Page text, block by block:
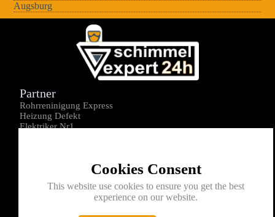
Augsburg
Cookies Consent
This website use cookies to ensure you get the best
experience on our website.
Partner
Rohrreninigung Express
Heizung Defekt
Elektriker Nr1
Kontakt